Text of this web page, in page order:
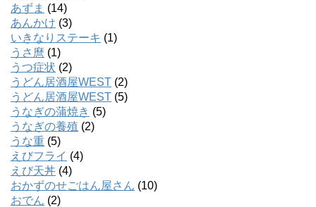
あずま (14)
あんかけ (3)
いきなりステーキ (1)
うさ麿 (1)
うつ症状 (2)
うどん居酒屋WEST (2)
うどん居酒屋WEST (5)
うなぎの蒲焼き (5)
うなぎの養殖 (2)
うな重 (5)
えびフライ (4)
えび天丼 (4)
おかずのせごはん屋さん (10)
おでん (2)